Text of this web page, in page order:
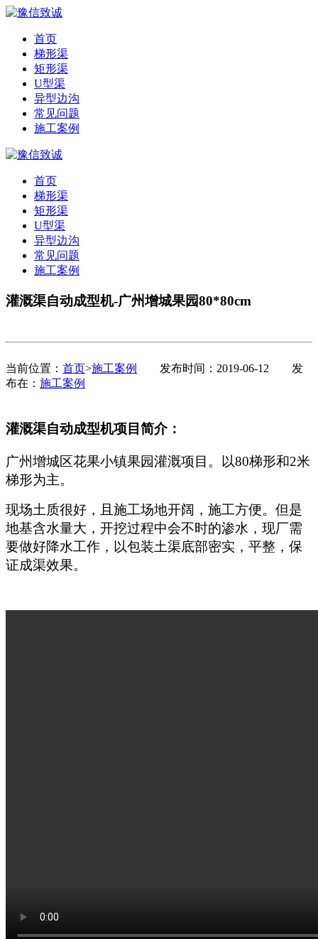
首页
梯形渠
矩形渠
U型渠
异型边沟
常见问题
施工案例
首页
梯形渠
矩形渠
U型渠
异型边沟
常见问题
施工案例
灌溉渠自动成型机-广州增城果园80*80cm
当前位置： 首页>施工案例 发布时间：2019-06-12
发
布在： 施工案例
灌溉渠自动成型机项目简介：
广州增城区花果小镇果园灌溉项目。以80梯形和2米
梯形为主。
现场土质很好，且施工场地开阔，施工方便。但是
地基含水量大，开挖过程中会不时的渗水，现厂需
要做好降水工作，以包装土渠底部密实，平整，保
证成渠效果。